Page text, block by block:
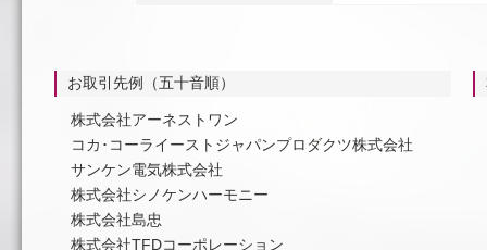
お取引先例（五十音順）
株式会社アーネストワン
コカ･コーライーストジャパンプロダクツ株式会社
サンケン電気株式会社
株式会社シノケンハーモニー
株式会社島忠
株式会社TFDコーポレーション